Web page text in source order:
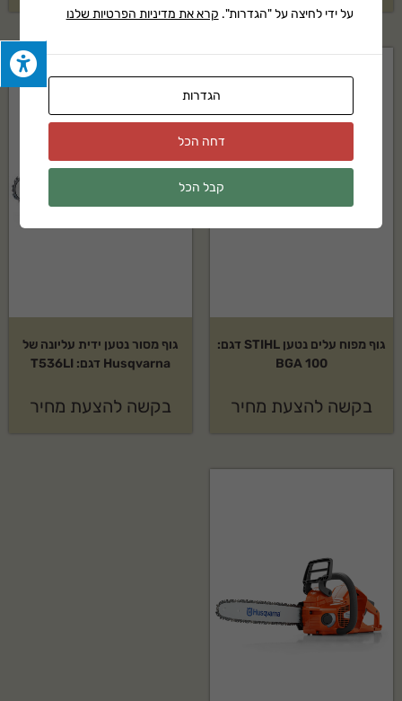
גוף מפוח עלים נטען STIHL דגם:
BGA 100
בקשה להצעת מחיר
גוף מסור נטען ידית עליונה של
Husqvarna דגם: T536LI
בקשה להצעת מחיר
על ידי לחיצה על "הגדרות". קרא את מדיניות הפרטיות שלנו
הגדרות
דחה הכל
קבל הכל